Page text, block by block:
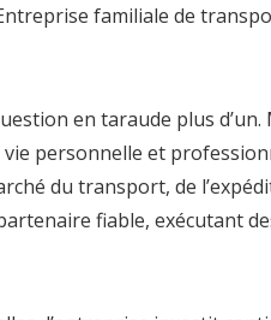
familiale de
en taraude plus
personnelle et
du transport, de
fiable, exécutant